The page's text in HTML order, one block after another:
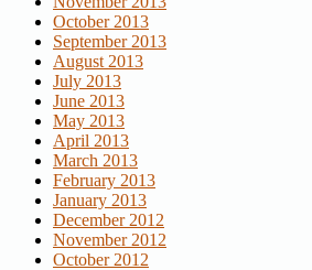
October 2013
September 2013
August 2013
July 2013
June 2013
May 2013
April 2013
March 2013
February 2013
January 2013
December 2012
November 2012
October 2012